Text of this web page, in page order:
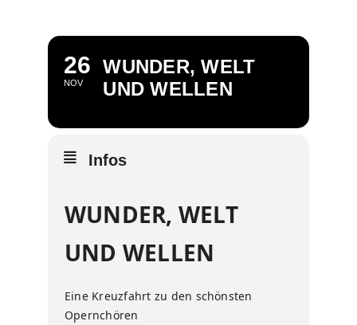
26
NOV
WUNDER, WELT
UND WELLEN
Infos
WUNDER, WELT
UND WELLEN
Eine Kreuzfahrt zu den schönsten
Opernchören